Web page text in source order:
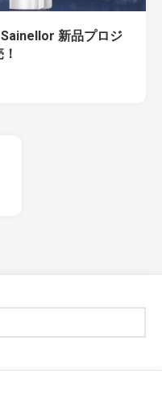
新品プロジ